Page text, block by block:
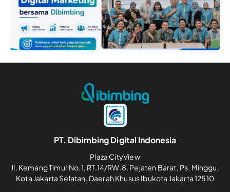
PT. Dibimbing Digital Indonesia
Plaza CityView
Jl. Kemang Timur No.1, RT.14/RW.8, Pejaten Barat, Ps. Minggu,
Kota Jakarta Selatan, Daerah Khusus Ibukota Jakarta 12510